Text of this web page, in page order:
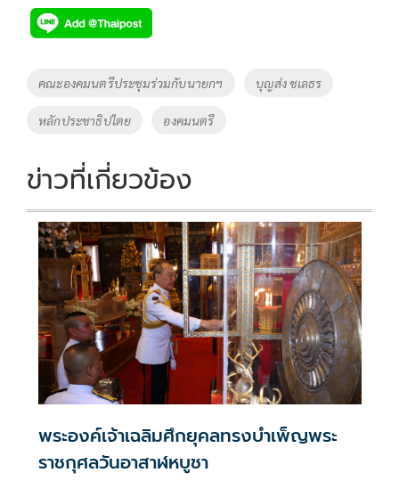
e
b
o
o
k
tt
er
p
y
Li
Tags
คณะองคมนตรีประชุมร่วมกับนายกฯ บุญส่ง ชเลธร
หลักประชาธิปไตย องคมนตรี
ข่าวที่เกี่ยวข้อง
พระองค์เจ้าเฉลิมศึกยุคลทรงบำเพ็ญพระ
ราชกุศลวันอาสาฬหบูชา